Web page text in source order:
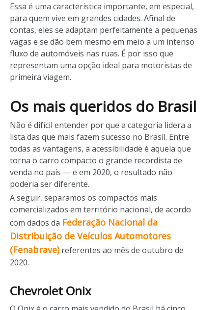
Essa é uma característica importante, em especial,
para quem vive em grandes cidades. Afinal de
contas, eles se adaptam perfeitamente a pequenas
vagas e se dão bem mesmo em meio a um intenso
fluxo de automóveis nas ruas. É por isso que
representam uma opção ideal para motoristas de
primeira viagem.
Os mais queridos do Brasil
Não é difícil entender por que a categoria lidera a
lista das que mais fazem sucesso no Brasil. Entre
todas as vantagens, a acessibilidade é aquela que
torna o carro compacto o grande recordista de
venda no país — e em 2020, o resultado não
poderia ser diferente.
A seguir, separamos os compactos mais
comercializados em território nacional, de acordo
com dados da Federação Nacional da
Distribuição de Veículos Automotores
(Fenabrave)referentes ao mês de outubro de
2020.
Chevrolet Onix